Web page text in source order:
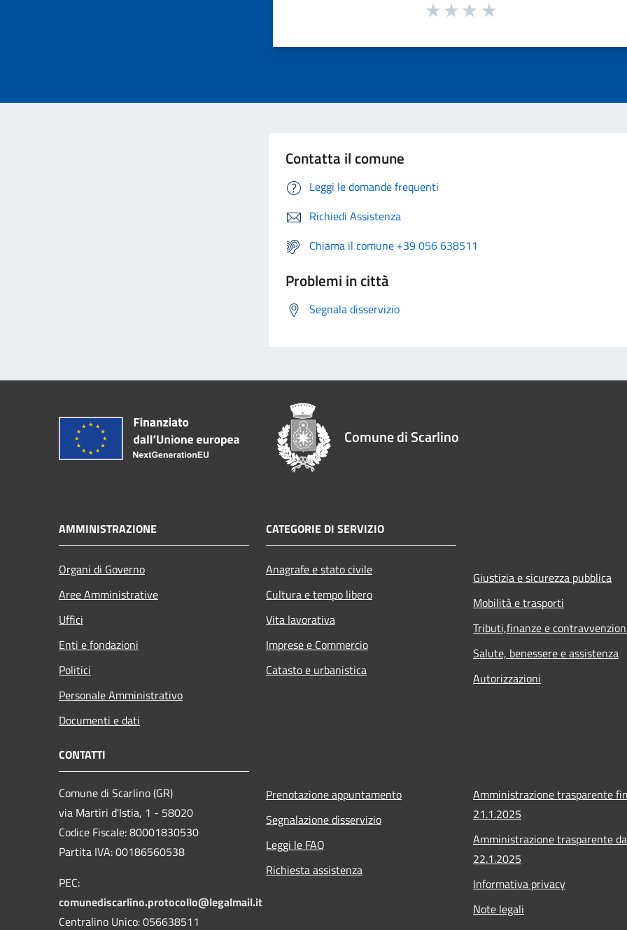
Contatta il comune
Leggi le domande frequenti
Richiedi Assistenza
Chiama il comune +39 056 638511
Problemi in città
Segnala disservizio
Comune di Scarlino
AMMINISTRAZIONE
Organi di Governo
Aree Amministrative
Uffici
Enti e fondazioni
Politici
Personale Amministrativo
Documenti e dati
CATEGORIE DI SERVIZIO
Anagrafe e stato civile
Cultura e tempo libero
Vita lavorativa
Imprese e Commercio
Catasto e urbanistica
Giustizia e sicurezza pubblica
Mobilità e trasporti
Tributi,finanze e
Salute, benessere e assistenza
Autorizzazioni
CONTATTI
Comune di Scarlino (GR)
via Martiri d'Istia, 1 - 58020
Codice Fiscale: 80001830530
Partita IVA: 00186560538
PEC:
comunediscarlino.protocollo@legalmail.it
Centralino Unico: 056638511
Prenotazione appuntamento
Segnalazione disservizio
Leggi le FAQ
Richiesta assistenza
Amministrazione trasparente
21.1.2025
Amministrazione trasparente
22.1.2025
Informativa privacy
Note legali